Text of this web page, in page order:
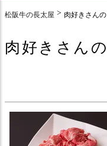
松阪牛の長太屋 肉好きさん
肉好きさん